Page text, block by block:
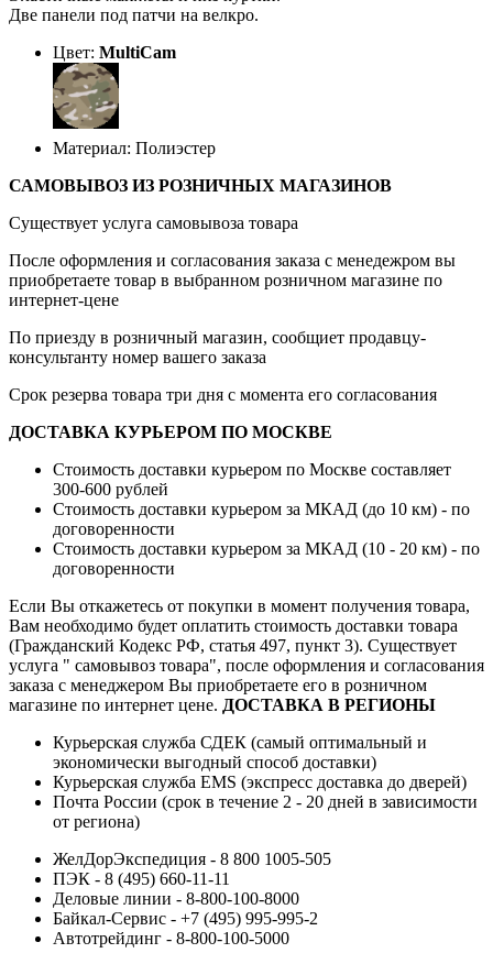
Две панели под патчи на велкро.
Цвет: MultiCam
Материал: Полиэстер
САМОВЫВОЗ ИЗ РОЗНИЧНЫХ МАГАЗИНОВ
Существует услуга самовывоза товара
После оформления и согласования заказа с менедежром вы
приобретаете товар в выбранном розничном магазине по
интернет-цене
По приезду в розничный магазин, сообщиет продавцу-
консультанту номер вашего заказа
Срок резерва товара три дня с момента его согласования
ДОСТАВКА КУРЬЕРОМ ПО МОСКВЕ
Стоимость доставки курьером по Москве составляет
300-600 рублей
Стоимость доставки курьером за МКАД (до 10 км) - по
договоренности
Стоимость доставки курьером за МКАД (10 - 20 км) - по
договоренности
Если Вы откажетесь от покупки в момент получения товара,
Вам необходимо будет оплатить стоимость доставки товара
(Гражданский Кодекс РФ, статья 497, пункт 3). Существует
услуга " самовывоз товара", после оформления и согласования
заказа с менеджером Вы приобретаете его в розничном
магазине по интернет цене. ДОСТАВКА В РЕГИОНЫ
Курьерская служба СДЕК (самый оптимальный и
экономически выгодный способ доставки)
Курьерская служба EMS (экспресс доставка до дверей)
Почта России (срок в течение 2 - 20 дней в зависимости
от региона)
ЖелДорЭкспедиция - 8 800 1005-505
ПЭК - 8 (495) 660-11-11
Деловые линии - 8-800-100-8000
Байкал-Сервис - +7 (495) 995-995-2
Автотрейдинг - 8-800-100-5000